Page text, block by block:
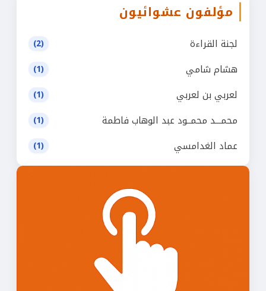
مؤلفون عشوائيون
لجنة القراءة (2)
هشام شامي (1)
لعربي بن لعربي (1)
محمـــد محمــود عبد الوهاب فاطمة (1)
عماد الغدامسي (1)